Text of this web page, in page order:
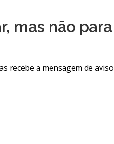
mas não
recebe a mensagem de